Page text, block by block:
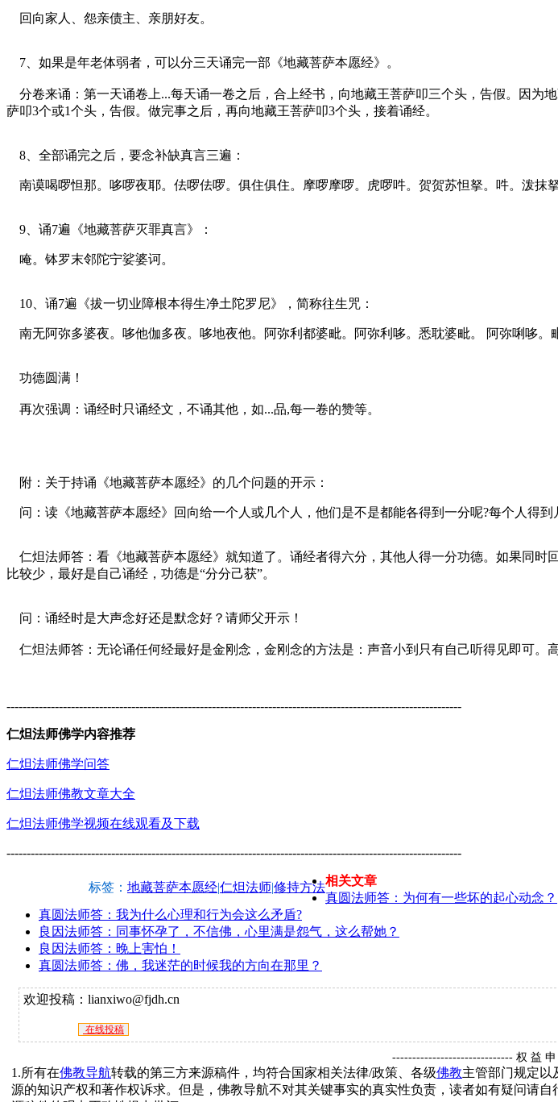
回向家人、怨亲债主、亲朋好友。
7、如果是年老体弱者，可以分三天诵完一部《地藏菩萨本愿经》。
分卷来诵：第一天诵卷上...每天诵一卷之后，合上经书，向地藏王菩萨叩三个头，告假。因为
萨叩3个或1个头，告假。做完事之后，再向地藏王菩萨叩3个头，接着诵经。
8、全部诵完之后，要念补缺真言三遍：
南谟喝啰怛那。哆啰夜耶。佉啰佉啰。俱住俱住。摩啰摩啰。虎啰吽。贺贺苏怛拏。吽。泼抹拏
9、诵7遍《地藏菩萨灭罪真言》：
唵。钵罗末邻陀宁娑婆诃。
10、诵7遍《拔一切业障根本得生净土陀罗尼》，简称往生咒：
南无阿弥多婆夜。哆他伽多夜。哆地夜他。阿弥利都婆毗。阿弥利哆。悉耽婆毗。 阿弥唎哆。
功德圆满！
再次强调：诵经时只诵经文，不诵其他，如...品,每一卷的赞等。
附：关于持诵《地藏菩萨本愿经》的几个问题的开示：
问：读《地藏菩萨本愿经》回向给一个人或几个人，他们是不是都能各得到一分呢?每个人得到
仁炟法师答：看《地藏菩萨本愿经》就知道了。诵经者得六分，其他人得一分功德。如果同
比较少，最好是自己诵经，功德是“分分己获”。
问：诵经时是大声念好还是默念好？请师父开示！
仁炟法师答：无论诵任何经最好是金刚念，金刚念的方法是：声音小到只有自己听得见即可。
-----------------------------------------------------------------------------------------------------------------
仁炟法师佛学内容推荐
仁炟法师佛学问答
仁炟法师佛教文章大全
仁炟法师佛学视频在线观看及下载
-----------------------------------------------------------------------------------------------------------------
标签： 地藏菩萨本愿经|仁炟法师|修持方法相关文章
真圆法师答：为何有一些坏的起心动念？
真圆法师答：我为什么心理和行为会这么矛盾?
良因法师答：同事怀孕了，不信佛，心里满是怨气，这么帮她？
良因法师答：晚上害怕！
真圆法师答：佛，我迷茫的时候我的方向在那里？
欢迎投稿：lianxiwo@fjdh.cn
在线投稿
------------------------------ 权 益
1.所有在佛教导航转载的第三方来源稿件，均符合国家相关法律/政策、各级佛教主管部门规定以
源的知识产权和著作权诉求。但是，佛教导航不对其关键事实的真实性负责，读者如有疑问请